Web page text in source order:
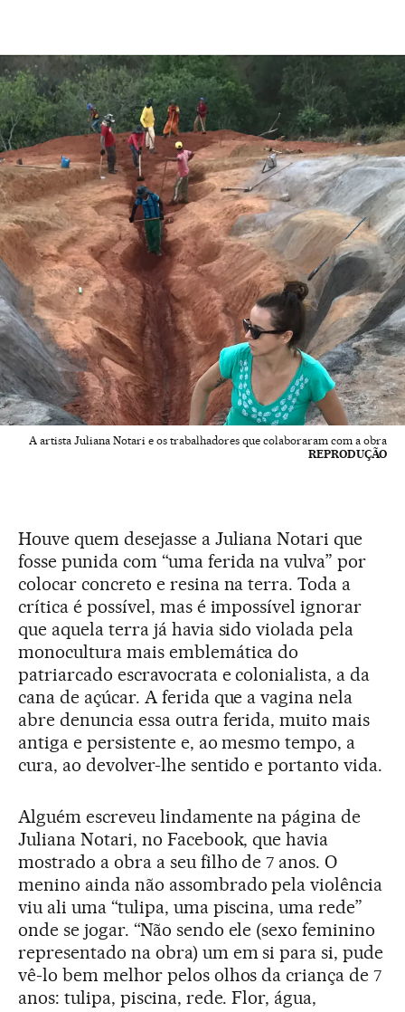
A artista Juliana Notari e os trabalhadores que colaboraram com a obra
REPRODUÇÃO
Houve quem desejasse a Juliana Notari que
fosse punida com “uma ferida na vulva” por
colocar concreto e resina na terra. Toda a
crítica é possível, mas é impossível ignorar
que aquela terra já havia sido violada pela
monocultura mais emblemática do
patriarcado escravocrata e colonialista, a da
cana de açúcar. A ferida que a vagina nela
abre denuncia essa outra ferida, muito mais
antiga e persistente e, ao mesmo tempo, a
cura, ao devolver-lhe sentido e portanto vida.
Alguém escreveu lindamente na página de
Juliana Notari, no Facebook, que havia
mostrado a obra a seu filho de 7 anos. O
menino ainda não assombrado pela violência
viu ali uma “tulipa, uma piscina, uma rede”
onde se jogar. “Não sendo ele (sexo feminino
representado na obra) um em si para si, pude
vê-lo bem melhor pelos olhos da criança de 7
anos: tulipa, piscina, rede. Flor, água,